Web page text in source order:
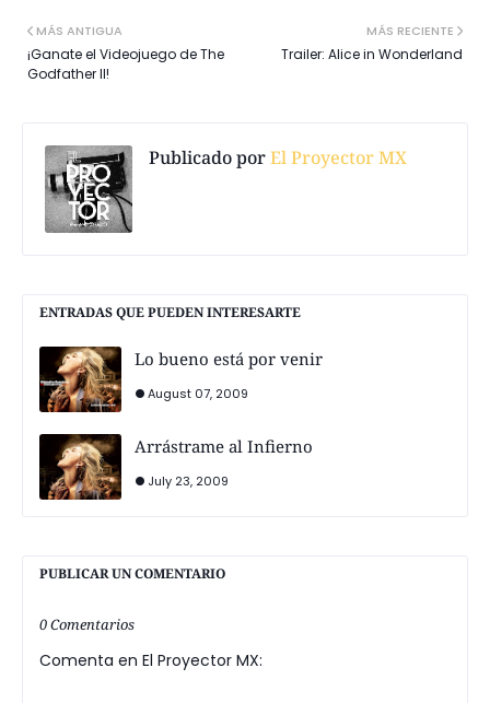
MÁS RECIENTE
Trailer: Alice in Wonderland
MÁS ANTIGUA
¡Ganate el Videojuego de The
Godfather II!
Publicado porEl Proyector MX
ENTRADAS QUE PUEDEN INTERESARTE
Lo bueno está por venir
August 07, 2009
Arrástrame al Infierno
July 23, 2009
PUBLICAR UN COMENTARIO
0 Comentarios
Comenta en El Proyector MX: